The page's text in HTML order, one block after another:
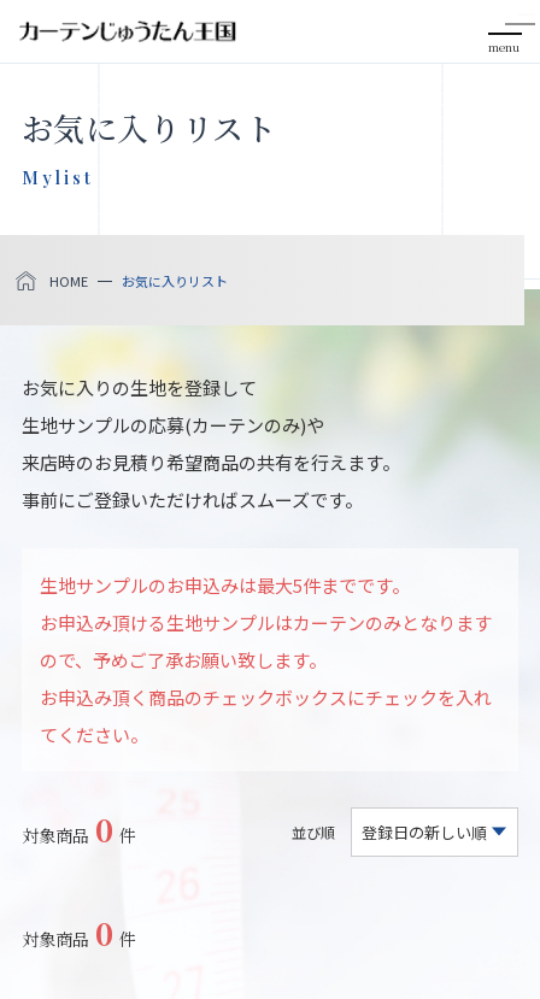
menu
会社案内
お知らせ
社会貢献活動
製品をさがす
店舗をさがす
私たちのこだわり
お客様の声
FAQ
お気に入りリスト
Mylist
HOME お気に入りリスト
お気に入りの生地を登録して
生地サンプルの応募(カーテンのみ)や
来店時のお見積り希望商品の共有を行えます。
事前にご登録いただければスムーズです。
生地サンプルのお申込みは最大5件までです。
お申込み頂ける生地サンプルはカーテンのみとなります
ので、予めご了承お願い致します。
お申込み頂く商品のチェックボックスにチェックを入れ
てください。
対象商品 0 件 並び順
対象商品 0 件